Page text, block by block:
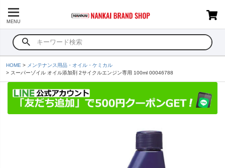
MENU
HOME
メンテナンス用品・オイル・ケミカル
スーパーゾイル オイル添加剤 2サイクルエンジン専用 100ml 00046788